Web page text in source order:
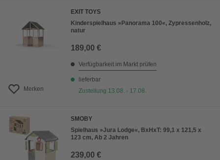
Merken
EXIT TOYS
Kinderspielhaus »Panorama 100«, Zypressenholz,
natur
189,00 €
Verfügbarkeit im Markt prüfen
lieferbar
Zustellung 13.08. - 17.08.
SMOBY
Spielhaus »Jura Lodge«, BxHxT: 99,1 x 121,5 x
123 cm, Ab 2 Jahren
239,00 €